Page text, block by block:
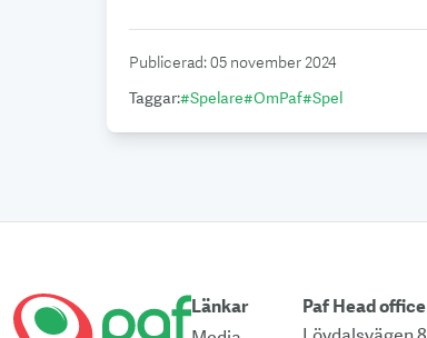
Publicerad:05 november 2024
Taggar:#Spelare#OmPaf#Spel
Länkar
Paf Head office